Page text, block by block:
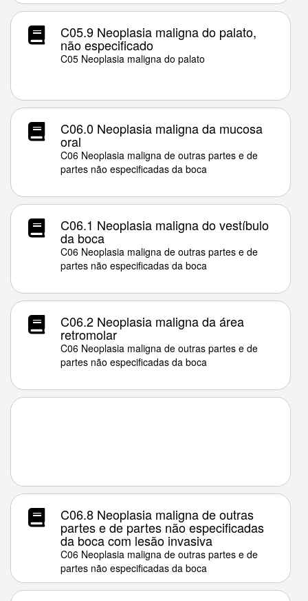
C05.9 Neoplasia maligna do palato,
não especificado
C05 Neoplasia maligna do palato
C06.0 Neoplasia maligna da mucosa
oral
C06 Neoplasia maligna de outras partes e de
partes não especificadas da boca
C06.1 Neoplasia maligna do vestíbulo
da boca
C06 Neoplasia maligna de outras partes e de
partes não especificadas da boca
C06.2 Neoplasia maligna da área
retromolar
C06 Neoplasia maligna de outras partes e de
partes não especificadas da boca
C06.8 Neoplasia maligna de outras
partes e de partes não especificadas
da boca com lesão invasiva
C06 Neoplasia maligna de outras partes e de
partes não especificadas da boca